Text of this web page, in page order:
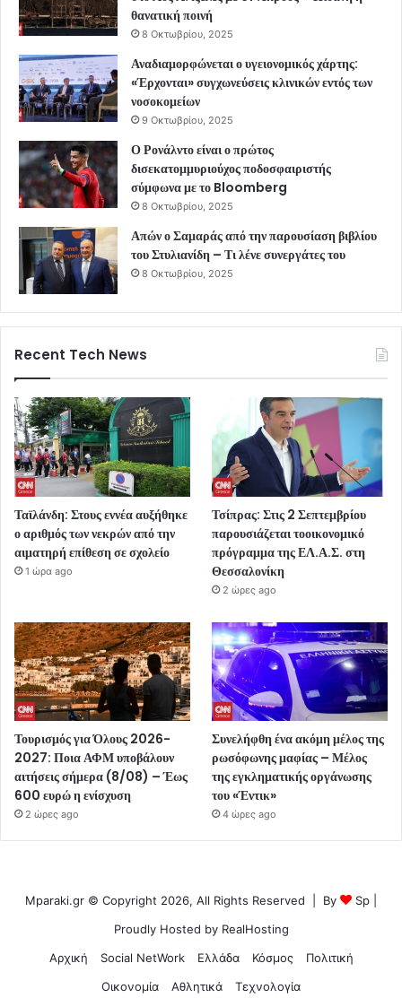
θανατική ποινή
8 Οκτωβρίου, 2025
Αναδιαμορφώνεται ο υγειονομικός χάρτης:
«Έρχονται» συγχωνεύσεις κλινικών εντός των
νοσοκομείων
9 Οκτωβρίου, 2025
Ο Ρονάλντο είναι ο πρώτος
δισεκατομμυριούχος ποδοσφαιριστής
σύμφωνα με το Bloomberg
8 Οκτωβρίου, 2025
Απών ο Σαμαράς από την παρουσίαση βιβλίου
του Στυλιανίδη – Τι λένε συνεργάτες του
8 Οκτωβρίου, 2025
Recent Tech News
Ταϊλάνδη: Στους εννέα αυξήθηκε
ο αριθμός των νεκρών από την
αιματηρή επίθεση σε σχολείο
1 ώρα ago
Τσίπρας: Στις 2 Σεπτεμβρίου
παρουσιάζεται τοοικονομικό
πρόγραμμα της ΕΛ.Α.Σ. στη
Θεσσαλονίκη
2 ώρες ago
Τουρισμός για Όλους 2026-
2027: Ποια ΑΦΜ υποβάλουν
αιτήσεις σήμερα (8/08) – Έως
600 ευρώ η ενίσχυση
2 ώρες ago
Συνελήφθη ένα ακόμη μέλος της
ρωσόφωνης μαφίας – Μέλος
της εγκληματικής οργάνωσης
του «Έντικ»
4 ώρες ago
Mparaki.gr © Copyright 2026, All Rights Reserved | By Sp
Proudly Hosted by RealHosting
Αρχική
Social NetWork Ελλάδα Κόσμος
Πολιτική
Οικονομία
Αθλητικά Τεχνολογία